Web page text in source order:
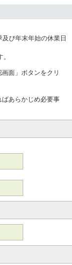
び年末年始の休業日
面」ボタンをクリ
あらかじめ必要事